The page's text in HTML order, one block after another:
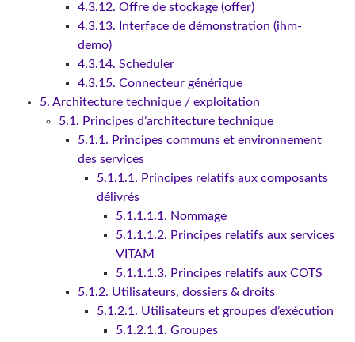
4.3.12. Offre de stockage (offer)
4.3.13. Interface de démonstration (ihm-
demo)
4.3.14. Scheduler
4.3.15. Connecteur générique
5. Architecture technique / exploitation
5.1. Principes d’architecture technique
5.1.1. Principes communs et environnement
des services
5.1.1.1. Principes relatifs aux composants
délivrés
5.1.1.1.1. Nommage
5.1.1.1.2. Principes relatifs aux services
VITAM
5.1.1.1.3. Principes relatifs aux COTS
5.1.2. Utilisateurs, dossiers & droits
5.1.2.1. Utilisateurs et groupes d’exécution
5.1.2.1.1. Groupes